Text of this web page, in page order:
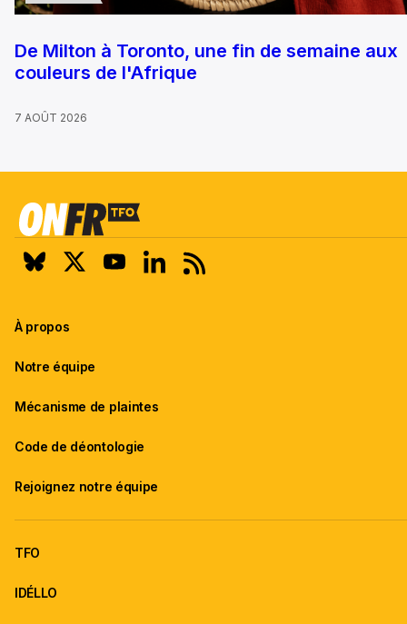
De Milton à Toronto, une fin de semaine aux
couleurs de l'Afrique
7 AOÛT 2026
À propos
Notre équipe
Mécanisme de plaintes
Code de déontologie
Rejoignez notre équipe
TFO
IDÉLLO